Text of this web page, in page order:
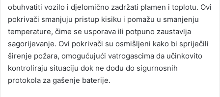
obuhvatiti vozilo i djelomično zadržati plamen i toplotu. Ovi
pokrivači smanjuju pristup kisiku i pomažu u smanjenju
temperature, čime se usporava ili potpuno zaustavlja
sagorijevanje. Ovi pokrivači su osmišljeni kako bi spriječili
širenje požara, omogućujući vatrogascima da učinkovito
kontroliraju situaciju dok ne dođu do sigurnosnih
protokola za gašenje baterije.